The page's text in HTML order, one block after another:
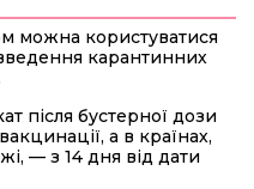
можна користуватися
карантинних
після бустерної дози
а в країнах,
— з 14 дня від дати